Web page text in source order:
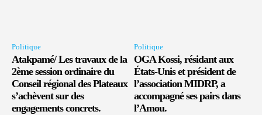
Politique
Atakpamé/ Les travaux de la
2ème session ordinaire du
Conseil régional des Plateaux
s’achèvent sur des
engagements concrets.
Politique
OGA Kossi, résidant aux
États-Unis et président de
l’association MIDRP, a
accompagné ses pairs dans
l’Amou.